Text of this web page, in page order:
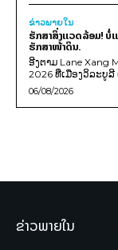
ຂ່າວພາຍ​ໃນ
ຮັກສາສິ່ງແວດລ້ອມ!
ຮັກສາໜ້າດິນ.
ອີງຕາມ Lane Xang
2026 ທີ່ເມືອງວິລະບູ
06/08/2026
ຂ່າວພາຍໃນ